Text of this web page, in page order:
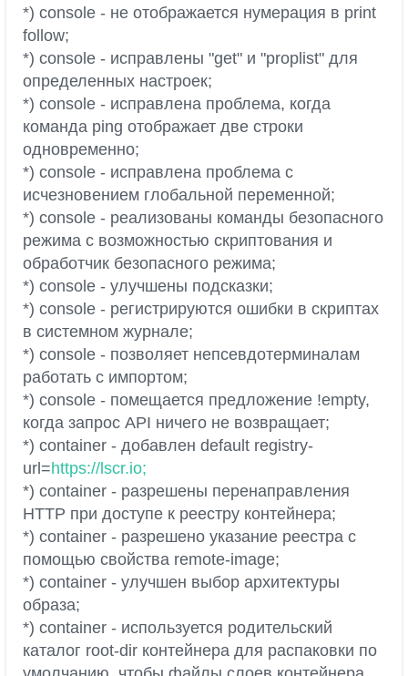
*) console - не отображается нумерация в print
follow;
*) console - исправлены "get" и "proplist" для
определенных настроек;
*) console - исправлена проблема, когда
команда ping отображает две строки
одновременно;
*) console - исправлена проблема с
исчезновением глобальной переменной;
*) console - реализованы команды безопасного
режима с возможностью скриптования и
обработчик безопасного режима;
*) console - улучшены подсказки;
*) console - регистрируются ошибки в скриптах
в системном журнале;
*) console - позволяет непсевдотерминалам
работать с импортом;
*) console - помещается предложение !empty,
когда запрос API ничего не возвращает;
*) container - добавлен default registry-
url=https://lscr.io;
*) container - разрешены перенаправления
HTTP при доступе к реестру контейнера;
*) container - разрешено указание реестра с
помощью свойства remote-image;
*) container - улучшен выбор архитектуры
образа;
*) container - используется родительский
каталог root-dir контейнера для распаковки по